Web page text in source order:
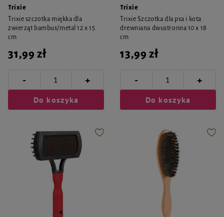
Trixie
Trixie szczotka miękka dla
zwierząt bambus/metal 12 x 15
cm
31,99 zł
- +
Do koszyka
Trixie
Trixie Szczotka dla psa i kota
drewniana dwustronna 10 x 18
cm
13,99 zł
- +
Do koszyka